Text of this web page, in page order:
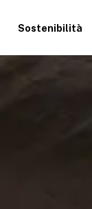
Sostenibilità